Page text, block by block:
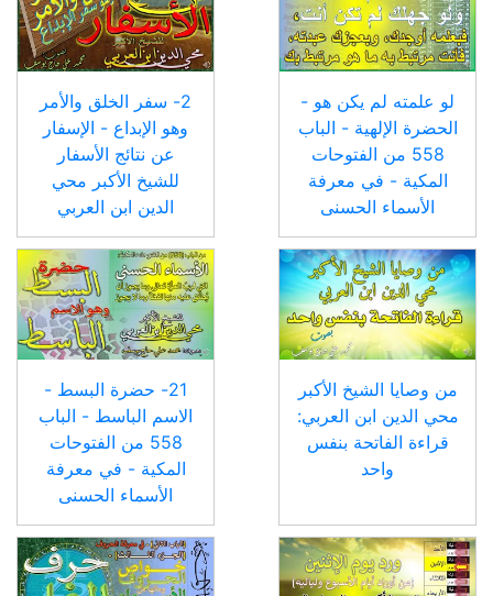
لو علمته لم يكن هو -
الحضرة الإلهية - الباب
558 من الفتوحات
المكية - في معرفة
الأسماء الحسنى
2- سفر الخلق والأمر
وهو الإبداع - الإسفار
عن نتائج الأسفار
للشيخ الأكبر محي
الدين ابن العربي
من وصايا الشيخ الأكبر
محي الدين ابن العربي:
قراءة الفاتحة بنفس
واحد
21- حضرة البسط -
الاسم الباسط - الباب
558 من الفتوحات
المكية - في معرفة
الأسماء الحسنى